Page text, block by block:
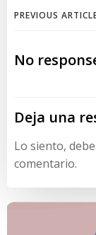
de
PREVIOUS
No
Deja una
Lo siento,
comentario.